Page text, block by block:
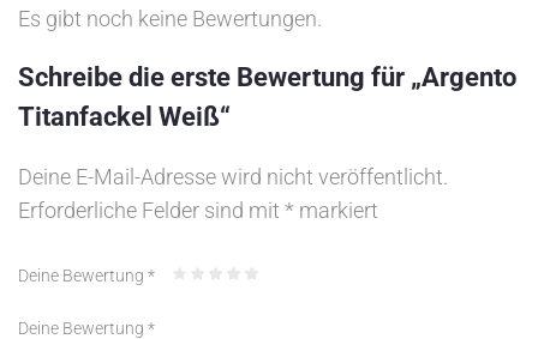
Es gibt noch keine Bewertungen.
Schreibe die erste Bewertung für „Argento
Titanfackel Weiß“
Deine E-Mail-Adresse wird nicht veröffentlicht.
Erforderliche Felder sind mit * markiert
Deine Bewertung *
Deine Bewertung *